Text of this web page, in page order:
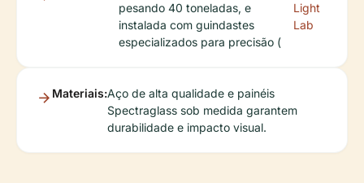
pesando 40 toneladas, e
instalada com guindastes
especializados para precisão (
Light
Lab
Materiais:Aço de alta qualidade e painéis
Spectraglass sob medida garantem
durabilidade e impacto visual.